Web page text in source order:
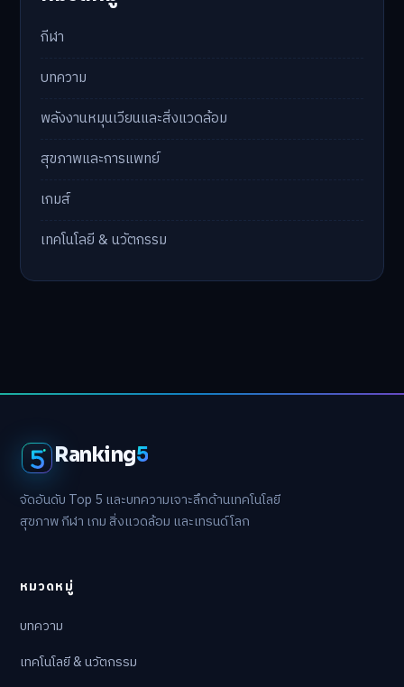
กีฬา
บทความ
พลังงานหมุนเวียนและสิ่งแวดล้อม
สุขภาพและการแพทย์
เกมส์
เทคโนโลยี & นวัตกรรม
Ranking5
จัดอันดับ Top 5 และบทความเจาะลึกด้านเทคโนโลยี
สุขภาพ กีฬา เกม สิ่งแวดล้อม และเทรนด์โลก
หมวดหมู่
บทความ
เทคโนโลยี & นวัตกรรม